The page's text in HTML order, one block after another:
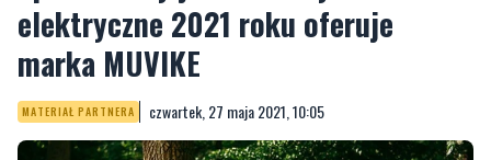
MATERIAŁ PARTNERA czwartek, 27 maja 2021, 10:05